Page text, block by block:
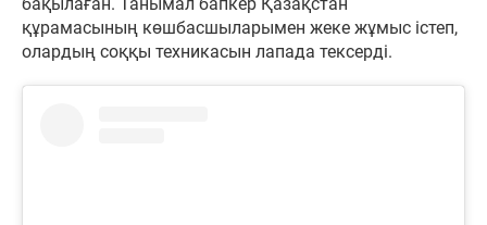
құрамасының көшбасшыларымен жеке жұмыс істеп,
олардың соққы техникасын лапада тексерді.